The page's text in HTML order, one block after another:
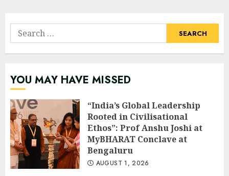
Search
for:
YOU MAY HAVE MISSED
“India’s Global Leadership
Rooted in Civilisational
Ethos”: Prof Anshu Joshi at
MyBHARAT Conclave at
Bengaluru
AUGUST 1, 2026